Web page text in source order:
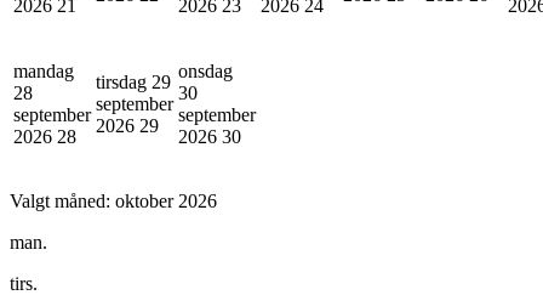
2026 21
2026 23
2026 24
mandag
28
september
2026 28
tirsdag 29
september
2026 29
onsdag
30
september
2026 30
Valgt måned: oktober 2026
man.
tirs.